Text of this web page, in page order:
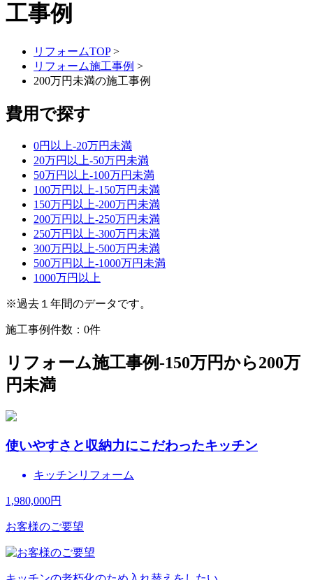
工事例
リフォームTOP>
リフォーム施工事例 >
200万円未満の施工事例
費用で探す
0円以上-20万円未満
20万円以上-50万円未満
50万円以上-100万円未満
100万円以上-150万円未満
150万円以上-200万円未満
200万円以上-250万円未満
250万円以上-300万円未満
300万円以上-500万円未満
500万円以上-1000万円未満
1000万円以上
※過去１年間のデータです。
施工事例件数： 0件
リフォーム施工事例-150万円から200万
円未満
使いやすさと収納力にこだわったキッチン
キッチンリフォーム
1,980,000円
お客様のご要望